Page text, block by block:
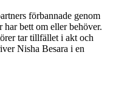
förbannade genom
bett om eller behöver.
tar tillfället i akt och
Nisha Besara i en